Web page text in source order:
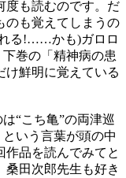
度も読むのです。だ
のも覚えてしまうの
る!……かも)ガロロ
巻の「精神病の患
け鮮明に覚えている
“こち亀”の両津巡
いう言葉が頭の中
作品を読んでみてと
桑田次郎先生も好き